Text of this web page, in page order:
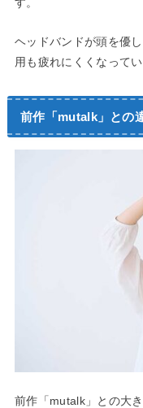
ヘッドバンドが頭を優
用も疲れにくくなってい
前作「mutalk」との
前作「mutalk」との大